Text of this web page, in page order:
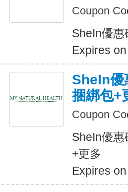
Coupon
SheIn優
Expires
SheIn優
捆綁包+
Coupon
SheIn優
+更多
Expires